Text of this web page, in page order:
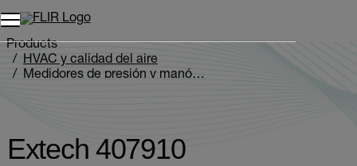
Unread messages
Modelo
Eliminar
artículos
artículo
Añadir al carro
Añadido al carro
Products
HVAC y calidad del aire
Medidores de presión y manómetros
Extech 407910